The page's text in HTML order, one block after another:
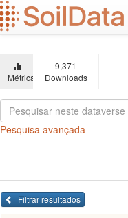
Ir
para
o
principal
Métricas
9,371
Downloads
Pesquisa avançada
Filtrar resultados